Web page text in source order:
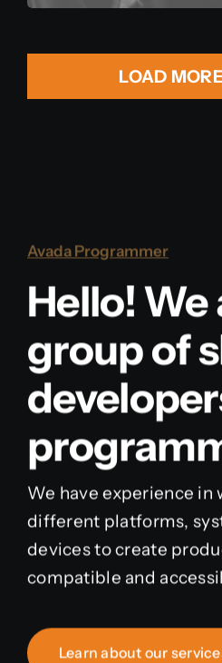
LOAD
Avada Programmer
Hello! We
group of
We have experience in
different platforms,
devices to create
compatible and
Learn about our